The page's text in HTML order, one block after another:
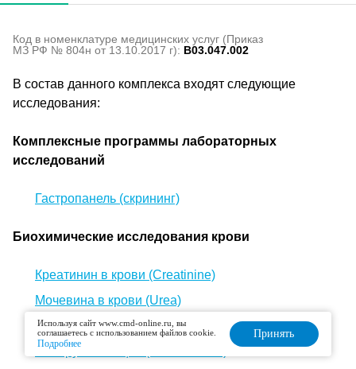
Код в номенклатуре медицинских услуг (Приказ
МЗ РФ № 804н от 13.10.2017 г): B03.047.002
В состав данного комплекса входят следующие
исследования:
Комплексные программы лабораторных
исследований
Гастропанель (скрининг)
Биохимические исследования крови
Креатинин в крови (Creatinine)
Мочевина в крови (Urea)
Мочевая кислота в крови (Uric acid, UA)
Билирубин общий (Bilirubin total)
Используя сайт www.cmd-online.ru, вы
соглашаетесь с использованием файлов cookie.
Подробнее
Принять